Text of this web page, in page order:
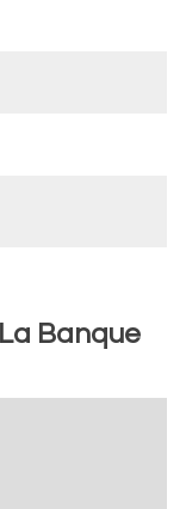
Banque